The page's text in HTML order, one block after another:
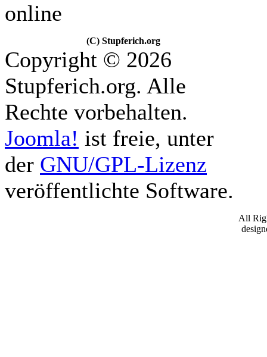
online
(C) Stupferich.org
Copyright © 2026
Stupferich.org. Alle
Rechte vorbehalten.
Joomla! ist freie, unter
der GNU/GPL-Lizenz
veröffentlichte Software.
All